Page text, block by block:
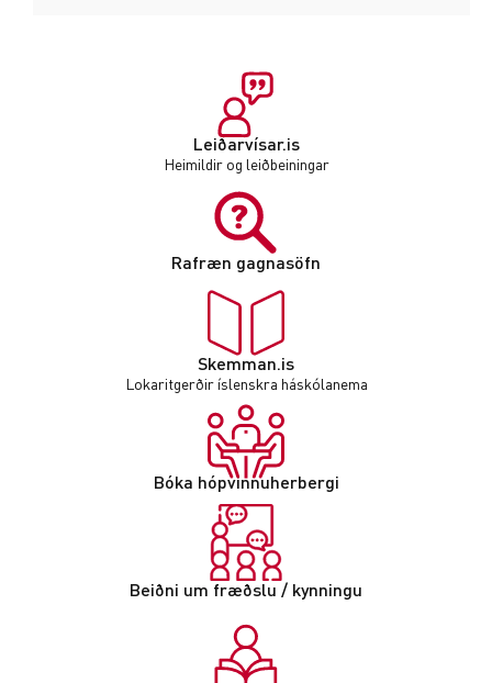
Leiðarvísar.is
Heimildir og leiðbeiningar
Rafræn gagnasöfn
Skemman.is
Lokaritgerðir íslenskra háskólanema
Bóka hópvinnuherbergi
Beiðni um fræðslu / kynningu